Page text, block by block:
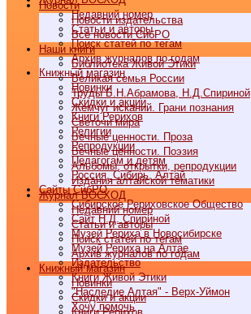
Недавний номер
Статьи и авторы
Поиск статей по тегам
Архив журналов по годам
Книжный магазин
Новинки
Скидки и акции
Книги Рерихов
Религии
Репродукции
Педагогам и детям
Россия, Сибирь, Алтай
Cайты СибРО
Сибирское Рериховское Общество
Сайт Н.Д. Спириной
Музей Рериха в Новосибирске
Музей Рериха на Алтае
Издательство
Книги Живой Этики
"Наследие Алтая" - Верх-Уймон
Хочу помочь
Новости
Новости издательства
Все новости СибРО
Наши книги
Библиотека Живой Этики
Великая семья России
Труды Б.Н.Абрамова, Н.Д.Спириной
Жемчуг исканий. Грани познания
Светочи мира
Вечные ценности. Проза
Вечные ценности. Поэзия
Альбомы, открытки, репродукции
Издания алтайской тематики
Журнал ВОСХОД
Недавний номер
Статьи и авторы
Поиск статей по тегам
Архив журналов по годам
Книжный магазин
Новинки
Скидки и акции